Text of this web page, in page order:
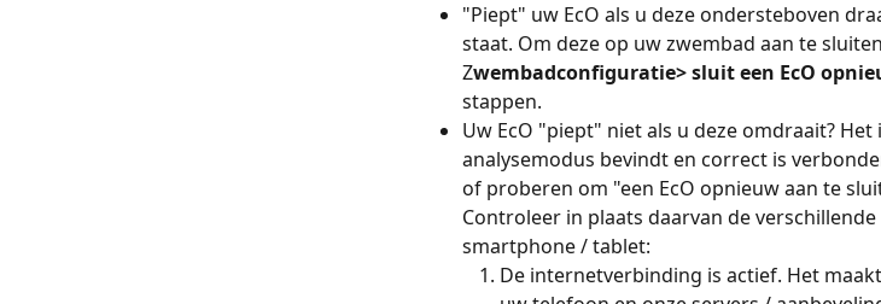
"Piept" uw EcO als u deze ondersteboven
staat. Om deze op uw zwembad aan te
Zwembadconfiguratie> sluit een EcO
stappen.
Uw EcO "piept" niet als u deze omdraait?
analysemodus bevindt en correct is
of proberen om "een EcO opnieuw aan te
Controleer in plaats daarvan de
smartphone / tablet:
De internetverbinding is actief. Het